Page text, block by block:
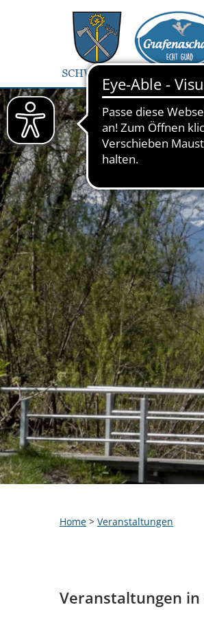
Home > Veranstaltungen
Veranstaltungen in